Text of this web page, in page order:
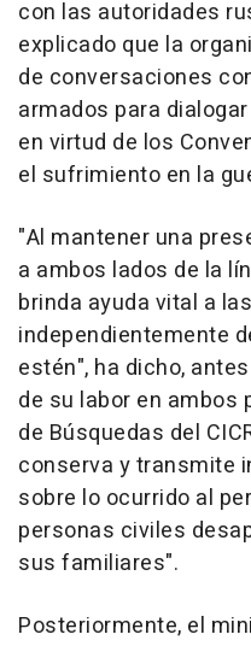
con las autoridades
explicado que la
de conversaciones
armados para
en virtud de los
el sufrimiento en la
"Al mantener una
a ambos lados de la
brinda ayuda vital a
independientemente
estén", ha dicho,
de su labor en ambos
de Búsquedas del
conserva y transmite
sobre lo ocurrido al
personas civiles
sus familiares".
Posteriormente, el